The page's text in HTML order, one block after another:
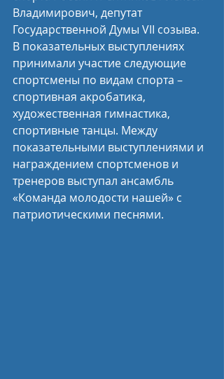
Владимирович, депутат
Государственной Думы VII созыва.
В показательных выступлениях
принимали участие следующие
спортсмены по видам спорта –
спортивная акробатика,
художественная гимнастика,
спортивные танцы. Между
показательными выступлениями и
награждением спортсменов и
тренеров выступал ансамбль
«Команда молодости нашей» с
патриотическими песнями.